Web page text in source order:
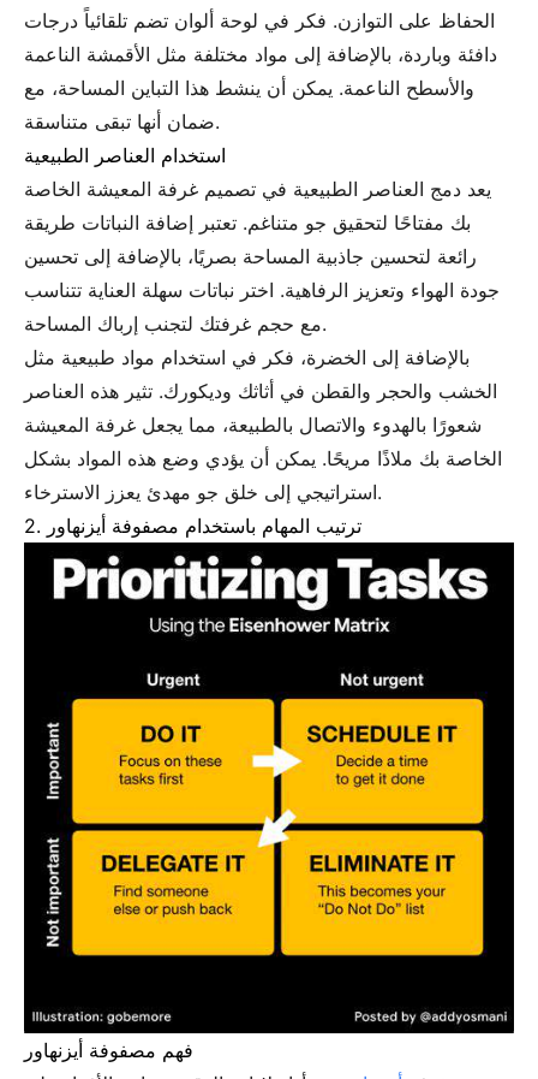
الحفاظ على التوازن. فكر في لوحة ألوان تضم تلقائياً درجات
دافئة وباردة، بالإضافة إلى مواد مختلفة مثل الأقمشة الناعمة
والأسطح الناعمة. يمكن أن ينشط هذا التباين المساحة، مع
ضمان أنها تبقى متناسقة.
استخدام العناصر الطبيعية
يعد دمج العناصر الطبيعية في تصميم غرفة المعيشة الخاصة
بك مفتاحًا لتحقيق جو متناغم. تعتبر إضافة النباتات طريقة
رائعة لتحسين جاذبية المساحة بصريًا، بالإضافة إلى تحسين
جودة الهواء وتعزيز الرفاهية. اختر نباتات سهلة العناية تتناسب
مع حجم غرفتك لتجنب إرباك المساحة.
بالإضافة إلى الخضرة، فكر في استخدام مواد طبيعية مثل
الخشب والحجر والقطن في أثاثك وديكورك. تثير هذه العناصر
شعورًا بالهدوء والاتصال بالطبيعة، مما يجعل غرفة المعيشة
الخاصة بك ملاذًا مريحًا. يمكن أن يؤدي وضع هذه المواد بشكل
استراتيجي إلى خلق جو مهدئ يعزز الاسترخاء.
2. ترتيب المهام باستخدام مصفوفة أيزنهاور
فهم مصفوفة أيزنهاور